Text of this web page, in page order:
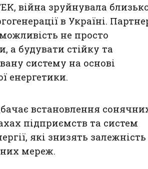
війна зруйнувала
в Україні.
не просто
а будувати стійку та
систему на основі
енергетики.
встановлення
підприємств та систем
які знизять залежність
мереж.